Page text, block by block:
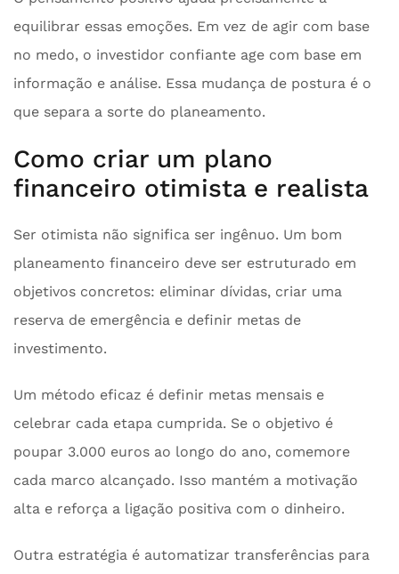
equilibrar essas emoções. Em vez de agir com base
no medo, o investidor confiante age com base em
informação e análise. Essa mudança de postura é o
que separa a sorte do planeamento.
Como criar um plano
financeiro otimista e realista
Ser otimista não significa ser ingênuo. Um bom
planeamento financeiro deve ser estruturado em
objetivos concretos: eliminar dívidas, criar uma
reserva de emergência e definir metas de
investimento.
Um método eficaz é definir metas mensais e
celebrar cada etapa cumprida. Se o objetivo é
poupar 3.000 euros ao longo do ano, comemore
cada marco alcançado. Isso mantém a motivação
alta e reforça a ligação positiva com o dinheiro.
Outra estratégia é automatizar transferências para